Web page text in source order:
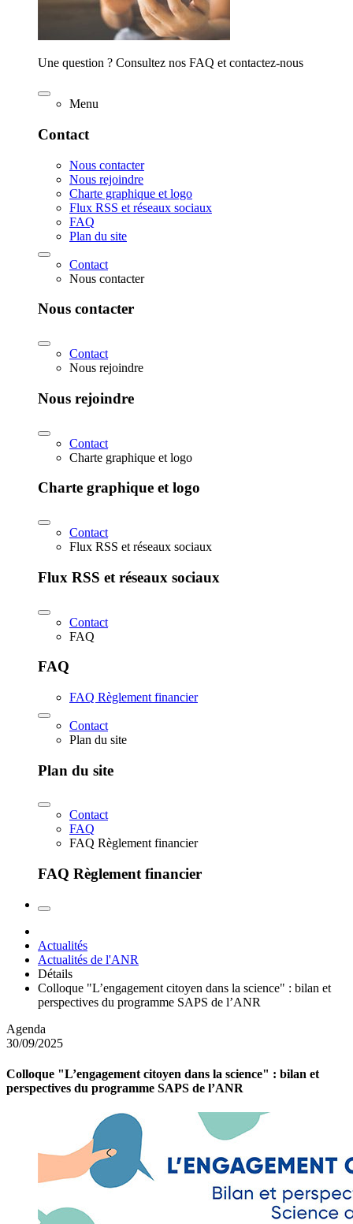
Une question ? Consultez nos FAQ et contactez-nous
Menu
Contact
Nous contacter
Nous rejoindre
Charte graphique et logo
Flux RSS et réseaux sociaux
FAQ
Plan du site
Contact
Nous contacter
Nous contacter
Contact
Nous rejoindre
Nous rejoindre
Contact
Charte graphique et logo
Charte graphique et logo
Contact
Flux RSS et réseaux sociaux
Flux RSS et réseaux sociaux
Contact
FAQ
FAQ
FAQ Règlement financier
Contact
Plan du site
Plan du site
Contact
FAQ
FAQ Règlement financier
FAQ Règlement financier
Actualités
Actualités de l'ANR
Détails
Colloque "L’engagement citoyen dans la science" : bilan et
perspectives du programme SAPS de l’ANR
Agenda
30/09/2025
Colloque "L’engagement citoyen dans la science" : bilan et
perspectives du programme SAPS de l’ANR